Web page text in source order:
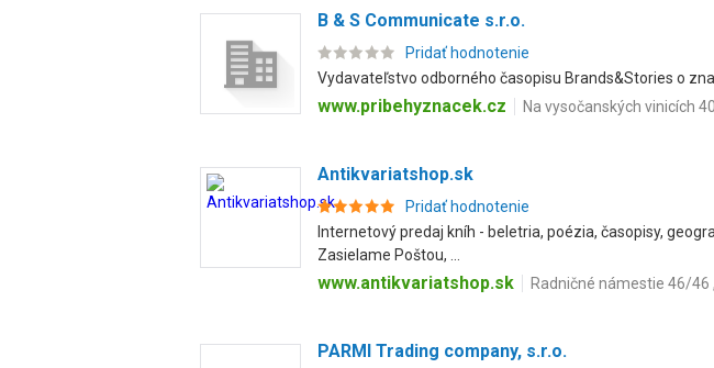
B & S Communicate s.r.o.
Pridať hodnotenie
Vydavateľstvo odborného časopisu Brands&Stories o
www.pribehyznacek.cz Na vysočanských vinicích
Antikvariatshop.sk
Pridať hodnotenie
Internetový predaj kníh - beletria, poézia, časopisy,
Zasielame Poštou, ...
www.antikvariatshop.sk Radničné námestie 46/46
PARMI Trading company, s.r.o.